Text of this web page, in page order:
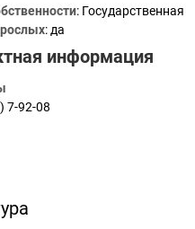
: Государственная
: да
информация
7-92-08